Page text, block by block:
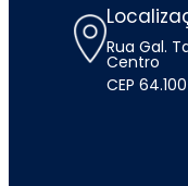
Rua Gal.
Centro
CEP